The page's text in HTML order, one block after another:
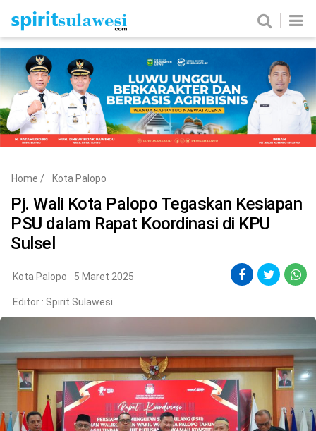
Home News
Metro Nasional
Politik Hukum & Kriminal
©
Copyright
2026
Sulawesi
Home / Kota Palopo
Pj. Wali Kota Palopo Tegaskan Kesiapan
PSU dalam Rapat Koordinasi di KPU
Sulsel
Kota Palopo 5 Maret 2025
Editor : Spirit Sulawesi